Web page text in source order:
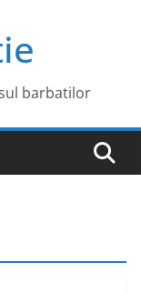
barbatilor